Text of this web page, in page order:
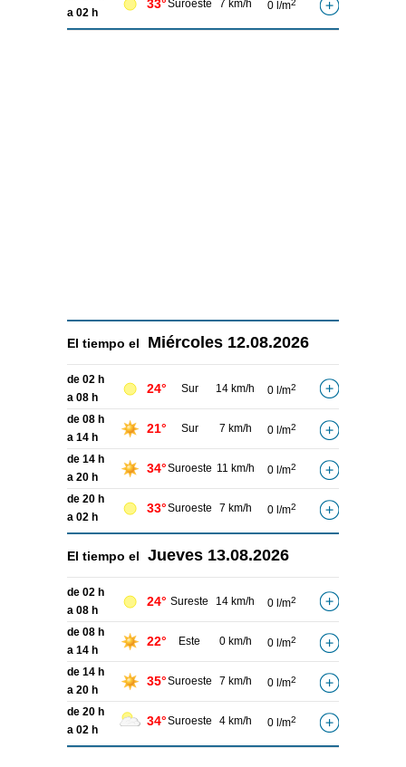
a 02 h
33°Suroeste 7 km/h 0 l/m2
El tiempo el Miércoles 12.08.2026
de 02 h
a 08 h
24° Sur 14 km/h 0 l/m2
de 08 h
a 14 h
21° Sur 7 km/h 0 l/m2
de 14 h
a 20 h
34°Suroeste 11 km/h 0 l/m2
de 20 h
a 02 h
33°Suroeste 7 km/h 0 l/m2
El tiempo el Jueves 13.08.2026
de 02 h
a 08 h
24° Sureste 14 km/h 0 l/m2
de 08 h
a 14 h
22° Este 0 km/h 0 l/m2
de 14 h
a 20 h
35°Suroeste 7 km/h 0 l/m2
de 20 h
a 02 h
34°Suroeste 4 km/h 0 l/m2